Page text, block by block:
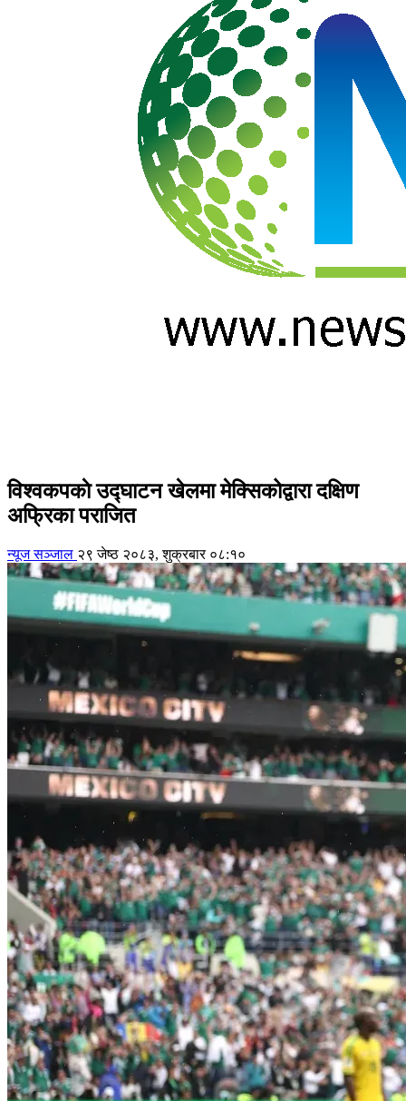
विश्वकपकाे उद्घाटन खेलमा मेक्सिकोद्वारा दक्षिण
अफ्रिका पराजित
न्यूज सञ्जाल २९ जेष्ठ २०८३, शुक्रबार ०८:१०